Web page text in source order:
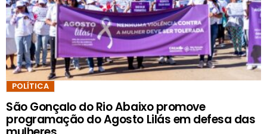
POLÍTICA
São Gonçalo do Rio Abaixo promove
programação do Agosto Lilás em defesa das